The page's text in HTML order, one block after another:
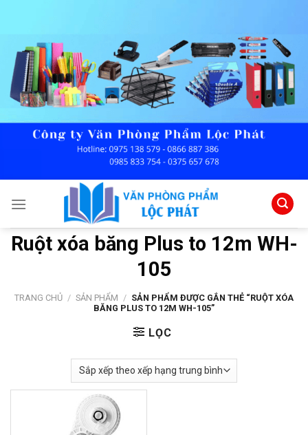
content
Ruột xóa băng Plus to 12m WH-
105
TRANG CHỦ / SẢN PHẨM / SẢN PHẨM ĐƯỢC GẮN THẺ “RUỘT XÓA
BĂNG PLUS TO 12M WH-105”
LỌC